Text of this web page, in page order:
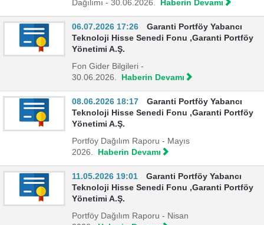
Dağılımı - 30.06.2026. Haberin Devamı
06.07.2026 17:26
Garanti Portföy Yabancı
Teknoloji Hisse Senedi Fonu ,Garanti Portföy
Yönetimi A.Ş.
Fon Gider Bilgileri -
30.06.2026. Haberin Devamı
08.06.2026 18:17
Garanti Portföy Yabancı
Teknoloji Hisse Senedi Fonu ,Garanti Portföy
Yönetimi A.Ş.
Portföy Dağılım Raporu - Mayıs
2026. Haberin Devamı
11.05.2026 19:01
Garanti Portföy Yabancı
Teknoloji Hisse Senedi Fonu ,Garanti Portföy
Yönetimi A.Ş.
Portföy Dağılım Raporu - Nisan